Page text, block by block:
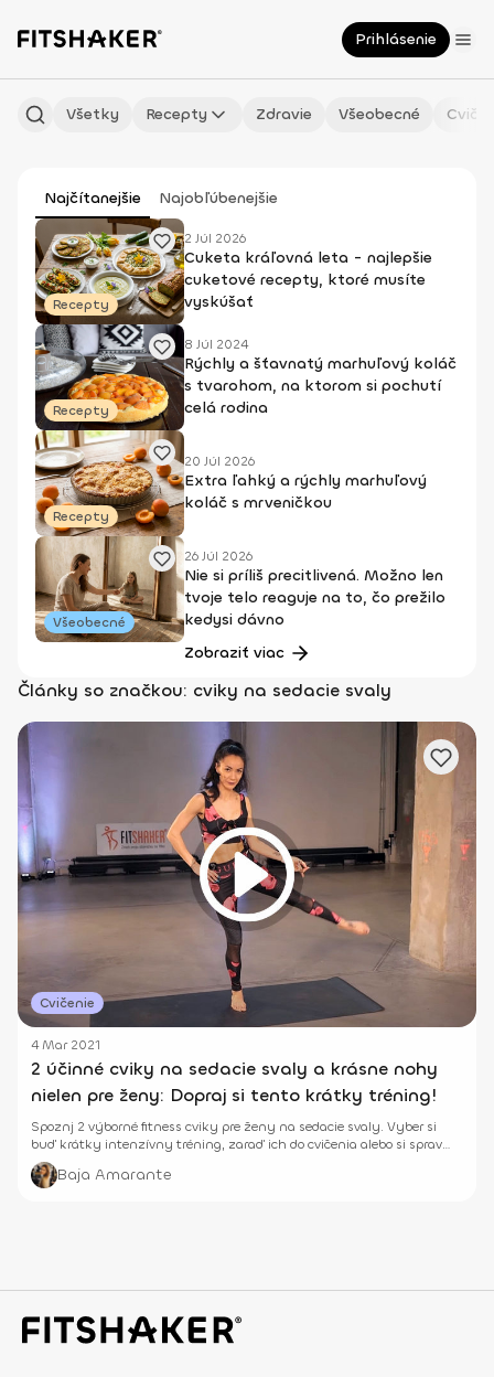
Prihlásenie
Všetky Recepty Zdravie Všeobecné
Najčítanejšie Najobľúbenejšie
Recepty
2 Júl 2026
Cuketa kráľovná leta - najlepšie
cuketové recepty, ktoré musíte
vyskúšať
Recepty
8 Júl 2024
Rýchly a šťavnatý marhuľový koláč
s tvarohom, na ktorom si pochutí
celá rodina
Recepty
20 Júl 2026
Extra ľahký a rýchly marhuľový
koláč s mrveničkou
Všeobecné
26 Júl 2026
Nie si príliš precitlivená. Možno len
tvoje telo reaguje na to, čo prežilo
kedysi dávno
Zobraziť viac
Články so značkou: cviky na sedacie svaly
Cvičenie
4 Mar 2021
2 účinné cviky na sedacie svaly a krásne nohy
nielen pre ženy: Dopraj si tento krátky tréning!
Spoznj 2 výborné fitness cviky pre ženy na sedacie svaly. Vyber si
buď krátky intenzívny tréning, zaraď ich do cvičenia alebo si sprav
dlhší intervalový tréning.
Baja Amarante